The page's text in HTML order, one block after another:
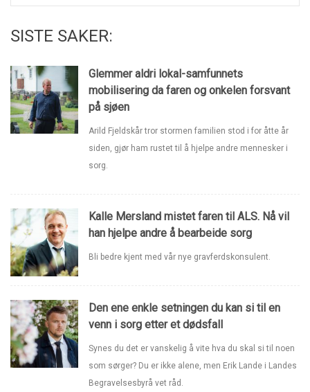
SISTE SAKER:
Glemmer aldri lokal-samfunnets
mobilisering da faren og onkelen forsvant
på sjøen
Arild Fjeldskår tror stormen familien stod i for åtte år
siden, gjør ham rustet til å hjelpe andre mennesker i
sorg.
Kalle Mersland mistet faren til ALS. Nå vil
han hjelpe andre å bearbeide sorg
Bli bedre kjent med vår nye gravferdskonsulent.
Den ene enkle setningen du kan si til en
venn i sorg etter et dødsfall
Synes du det er vanskelig å vite hva du skal si til noen
som sørger? Du er ikke alene, men Erik Lande i Landes
Begravelsesbyrå vet råd.